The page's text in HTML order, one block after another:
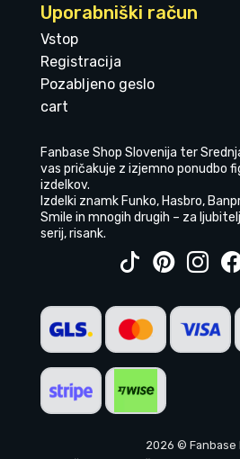
Uporabniški račun
Vstop
Registracija
Pozabljeno geslo
cart
Fanbase Shop Slovenija ter
vas pričakuje z izjemno ponudbo
izdelkov.
Izdelki znamk Funko, Hasbro,
Smile in mnogih drugih – za
serij, risank.
2026 © Fanbase